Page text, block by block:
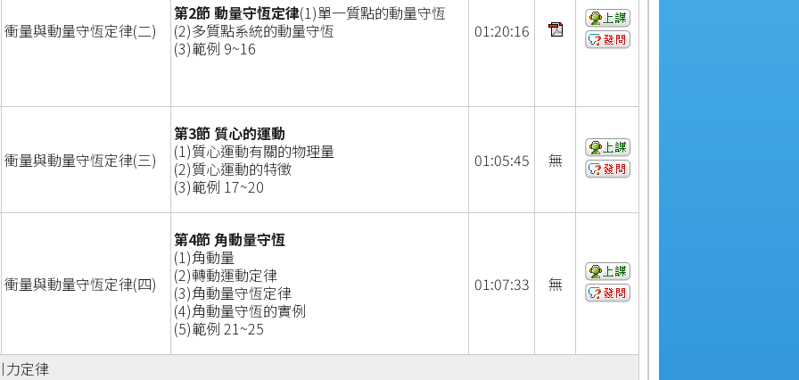
衝量與動量守恆定律(二)
第2節 動量守恆定律(1)單一質點的動量守恆
(2)多質點系統的動量守恆
(3)範例 9~16
01:20:16
衝量與動量守恆定律(三)
第3節 質心的運動
(1)質心運動有關的物理量
(2)質心運動的特徵
(3)範例 17~20
01:05:45 無
衝量與動量守恆定律(四)
第4節 角動量守恆
(1)角動量
(2)轉動運動定律
(3)角動量守恆定律
(4)角動量守恆的實例
(5)範例 21~25
01:07:33 無
力定律